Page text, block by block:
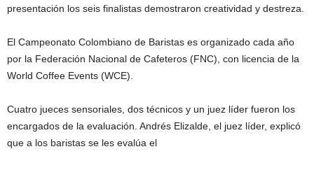
presentación los seis finalistas demostraron creatividad y destreza.
El Campeonato Colombiano de Baristas es organizado cada año
por la Federación Nacional de Cafeteros (FNC), con licencia de la
World Coffee Events (WCE).
Cuatro jueces sensoriales, dos técnicos y un juez líder fueron los
encargados de la evaluación. Andrés Elizalde, el juez líder, explicó
que a los baristas se les evalúa el